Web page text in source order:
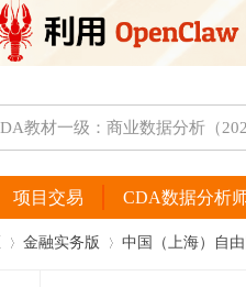
项目交易 CDA数据分析
金融实务版 中国（上海）自